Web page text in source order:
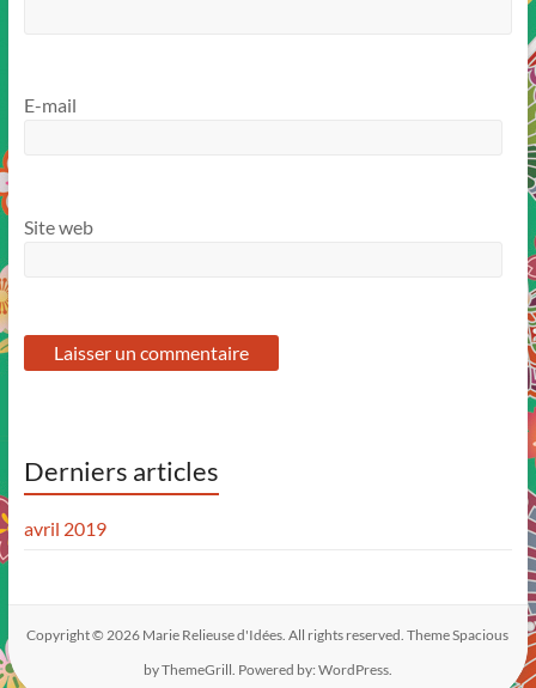
E-mail
Site web
Derniers articles
avril 2019
Copyright © 2026 Marie Relieuse d'Idées. All rights reserved. ThemeSpacious
by ThemeGrill. Powered by: WordPress.